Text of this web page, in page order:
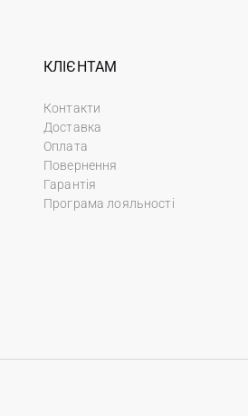
КЛІЄНТАМ
Контакти
Доставка
Оплата
Повернення
Гарантія
Програма лояльності